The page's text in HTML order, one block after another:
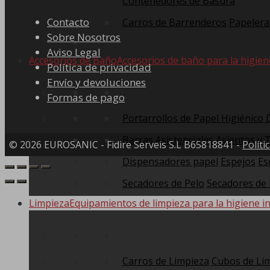
Carros de Barrenderos
Accesorios de BañoAccesorios de baño para la
Portarrollos de Papel Higiénico
Barras AsistencialesAsientos y
Dispensadores papel Espejos
Secadores de Pelo Secadores
LimpiezaEquipamientos de limpieza para la higiene
Carros de Limpieza Cubos de
Contacto
Sobre Nosotros
Aviso Legal
Política de privacidad
Envío y devoluciones
Formas de pago
© 2026 EUROSANIC - Fidire Serveis S.L B65818841 -